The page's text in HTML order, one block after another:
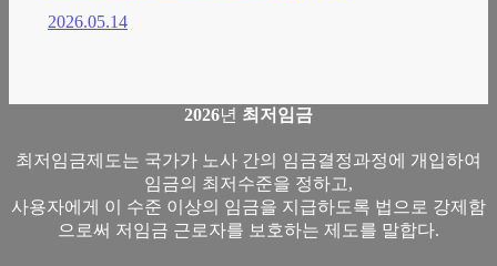
2026.05.14
2026년 최저임금
최저임금제도는 국가가 노사 간의 임금결정과정에 개입하여
임금의 최저수준을 정하고,
사용자에게 이 수준 이상의 임금을 지급하도록 법으로 강제함
으로써 저임금 근로자를 보호하는 제도를 말합다.